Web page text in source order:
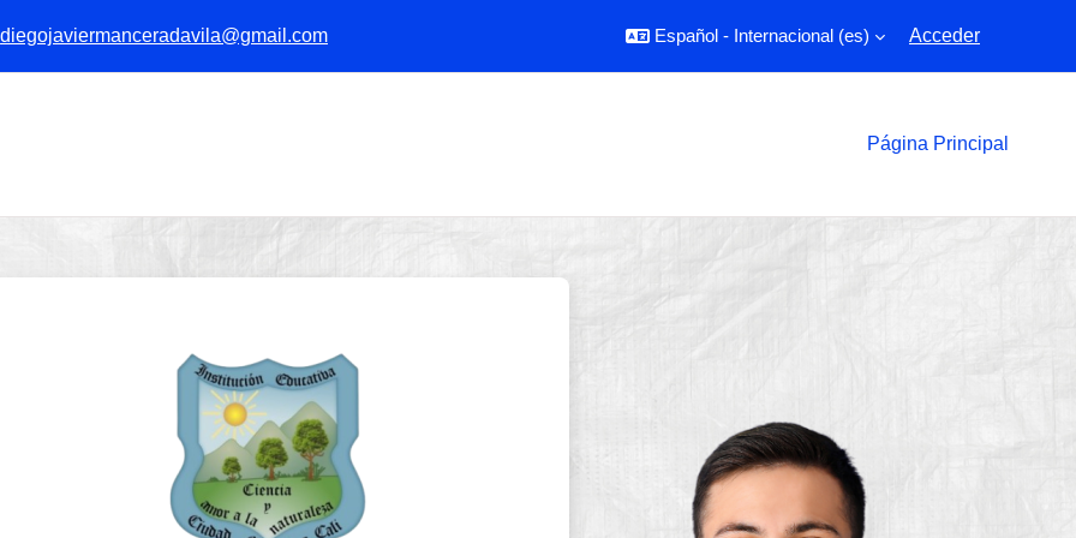
diegojaviermanceradavila@gmail.com Español - Internacional ‎(es)‎ Acceder
Página Principal
Entrar a IECIUDADMODELOCALI